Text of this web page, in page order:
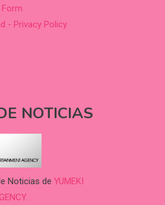
- Privacy Policy
NOTICIAS
Noticias de YUMEKI